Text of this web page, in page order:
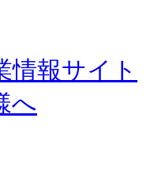
情報サイト
へ